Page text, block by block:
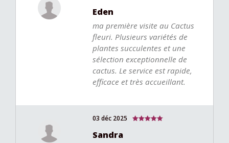
Eden
ma première visite au Cactus
fleuri. Plusieurs variétés de
plantes succulentes et une
sélection exceptionnelle de
cactus. Le service est rapide,
efficace et très accueillant.
03 déc 2025
Sandra